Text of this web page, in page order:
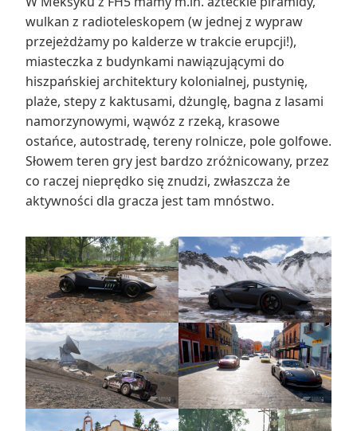
wulkan z radioteleskopem (w jednej z wypraw
przejeżdżamy po kalderze w trakcie erupcji!),
miasteczka z budynkami nawiązującymi do
hiszpańskiej architektury kolonialnej, pustynię,
plaże, stepy z kaktusami, dżunglę, bagna z lasami
namorzynowymi, wąwóz z rzeką, krasowe
ostańce, autostradę, tereny rolnicze, pole golfowe.
Słowem teren gry jest bardzo zróżnicowany, przez
co raczej nieprędko się znudzi, zwłaszcza że
aktywności dla gracza jest tam mnóstwo.